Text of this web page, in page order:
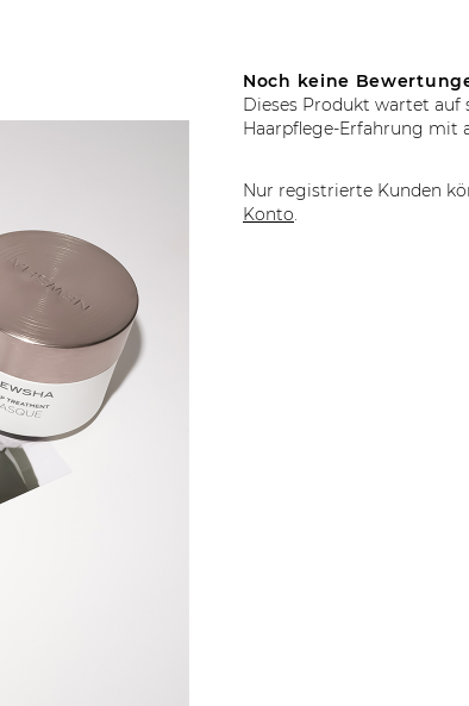
Noch keine
Dieses Produkt wartet auf
Haarpflege-Erfahrung mit
Nur registrierte Kunden
Konto.